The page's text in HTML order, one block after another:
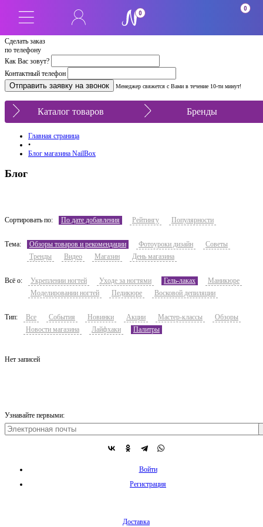
Сделать заказ
по телефону
Как Вас зовут?
Контактный телефон
Менеджер свяжется с Вами в течение 10-ти минут!
0
0
Каталог товаров Бренды
Главная страница
•
Блог магазина NailBox
Блог
Сортировать по: По дате добавления Рейтингу Популярности
Тема: Обзоры товаров и рекомендации Фотоуроки дизайн
Советы
Тренды
Видео Магазин День магазина
Всё о: Укреплении ногтей Уходе за ногтями Гель-лаках
Маникюре
Моделировании ногтей
Педикюре Восковой депиляции
Тип: Все События Новинки Акции Мастер-классы
Обзоры
Новости магазина
Лайфхаки Палитры
Нет записей
Узнавайте первыми:
Войти
Регистрация
Доставка